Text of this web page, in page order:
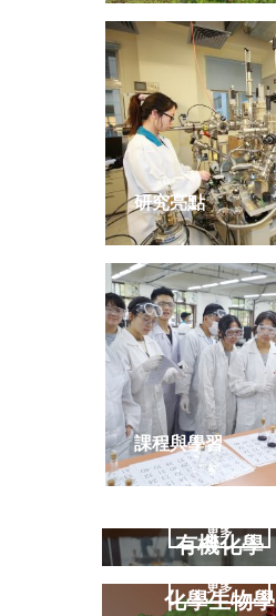
研究亮點
課程與學習
有機化學
更多
化學生物學
更多